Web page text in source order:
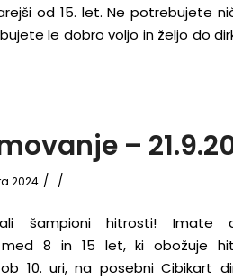
od 15. let. Ne potrebujete
le dobro voljo in željo do
–
2024 / /
šampioni hitrosti! Imate
med 8 in 15 let, ki obožuje
10. uri, na posebni Cibikart